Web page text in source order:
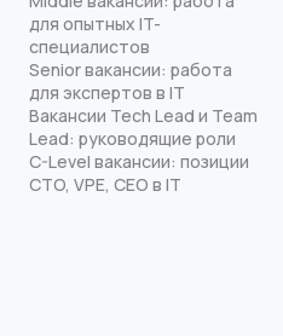
для опытных IT-
специалистов
Senior вакансии: работа
для экспертов в IT
Вакансии Tech Lead и Team
Lead: руководящие роли
C-Level вакансии: позиции
CTO, VPE, CEO в IT